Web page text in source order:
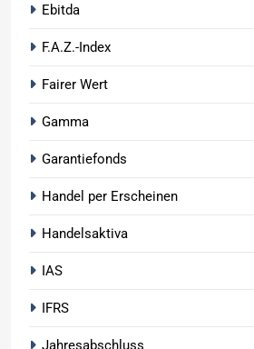
Ebitda
F.A.Z.-Index
Fairer Wert
Gamma
Garantiefonds
Handel per Erscheinen
Handelsaktiva
IAS
IFRS
Jahresabschluss